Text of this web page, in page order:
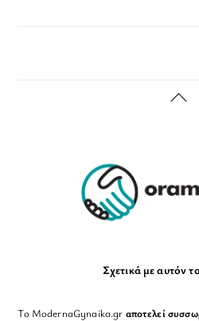
Back
Σχετικά με αυτόν
Το ModernaGynaika.gr αποτελεί